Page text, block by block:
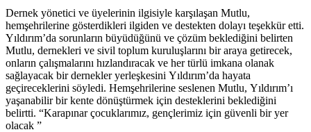
Dernek yönetici ve üyelerinin ilgisiyle karşılaşan Mutlu,
hemşehrilerine gösterdikleri ilgiden ve destekten dolayı teşekkür etti.
Yıldırım’da sorunların büyüdüğünü ve çözüm beklediğini belirten
Mutlu, dernekleri ve sivil toplum kuruluşlarını bir araya getirecek,
onların çalışmalarını hızlandıracak ve her türlü imkana olanak
sağlayacak bir dernekler yerleşkesini Yıldırım’da hayata
geçireceklerini söyledi. Hemşehrilerine seslenen Mutlu, Yıldırım’ı
yaşanabilir bir kente dönüştürmek için desteklerini beklediğini
belirtti. “Karapınar çocuklarımız, gençlerimiz için güvenli bir yer
olacak ”